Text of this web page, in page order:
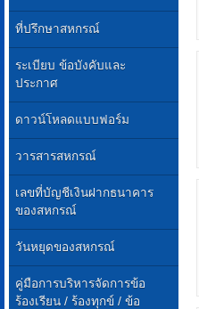
ที่ปรึกษาสหกรณ์
ระเบียบ ข้อบังคับและ
ประกาศ
ดาวน์โหลดแบบฟอร์ม
วารสารสหกรณ์
เลขที่บัญชีเงินฝากธนาคาร
ของสหกรณ์
วันหยุดของสหกรณ์
คู่มือการบริหารจัดการข้อ
ร้องเรียน / ร้องทุกข์ / ข้อ